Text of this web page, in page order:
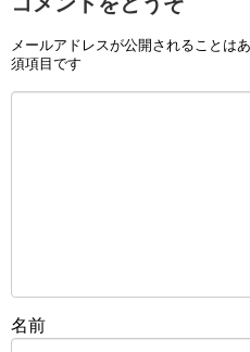
メールアドレスが公開されることはあ
須項目です
名前